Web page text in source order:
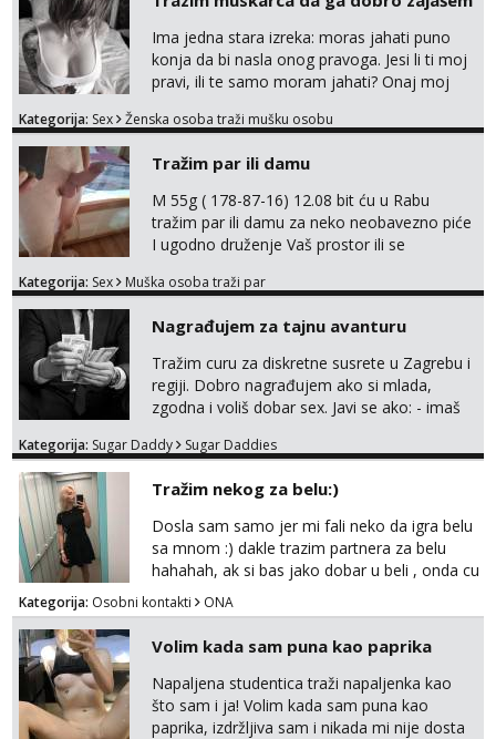
Obavijesti me kada se oslobodi
Lili
Razgovaram :)
tel:0,93€ - mob:1,12€ min
Obavijesti me kada se oslobodi
Čekam tvoj poziv!
Tel:064/677-677 - Kod: #108
tel:0,93€ - mob:1,12€ min
Zara
tel:0,93€ - mob:1,12€ min
Obavijesti me kada se oslobodi
Čekam tvoj poziv!
Tel:064/677-677
- Kod: #142
tel:0,93€ - mob:1,12€ min
Ima jedna stara izreka: moras jahati puno
konja da bi nasla onog pravoga. Jesi li ti moj
pravi, ili te samo moram jahati? Onaj moj
na sexdater link i javi mi se tamo....
Kategorija: Sex Ženska osoba traži mušku osobu
Tražim par ili damu
M 55g ( 178-87-16) 12.08 bit ću u Rabu
tražim par ili damu za neko neobavezno piće
I ugodno druženje Vaš prostor ili se
plaži na noćno kupanje Kontakt
Kategorija: Sex Muška osoba traži par
Nagrađujem za tajnu avanturu
Tražim curu za diskretne susrete u Zagrebu i
regiji. Dobro nagrađujem ako si mlada,
zgodna i voliš dobar sex. Javi se ako: - imaš
kosu - se dobro ljubiš - si fleksibilna s
dostupna radnim danom (vikendi i noći su za
obitelj) - vodiš brigu o zdravlju i koristiš
zaštitu Ne javljajte se: - debele - frajeri i
paro...
Kategorija: Sugar Daddy Sugar Daddies
Tražim nekog za belu:)
Dosla sam samo jer mi fali neko da igra belu
sa mnom :) dakle trazim partnera za belu
hahahah, ak si bas jako dobar u beli , onda cu
razmislit za dalje Klikni na link ispod i nadji me
tamo, cekam te!
Kategorija: Osobni kontakti ONA
Volim kada sam puna kao paprika
Napaljena studentica traži napaljenka kao
što sam i ja! Volim kada sam puna kao
paprika, izdržljiva sam i nikada mi nije dosta